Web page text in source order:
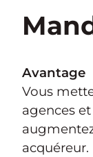
Avantage
Vous
agences
acquéreur.